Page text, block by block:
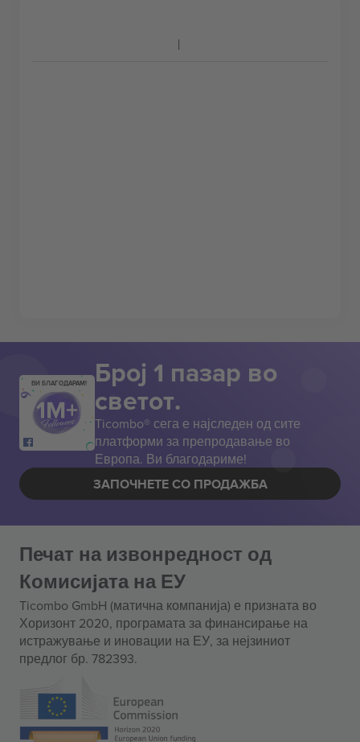
ВИ БЛАГОДАРАМ! Број 1 пазар во
светот.
Ticombo® сега е најследен од сите
платформи за препродавање во
Европа. Ви благодариме!
ЗАПОЧНЕТЕ СО ПРОДАЖБА
Печат на извонредност од
Комисијата на ЕУ
Ticombo GmbH (матична компанија) е призната во
Хоризонт 2020, програмата за финансирање на
истражување и иновации на ЕУ, за нејзиниот
предлог бр. 782393.